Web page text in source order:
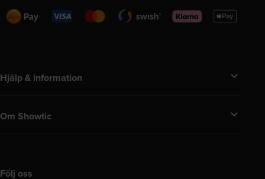
Swedbank
Pay
Visa MastercardSwish Klarna
Apple
Pay
Hjälp & information
Om Showtic
Följ oss